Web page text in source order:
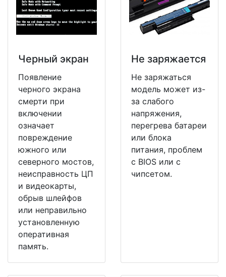
Черный экран
Появление
черного экрана
смерти при
включении
означает
повреждение
южного или
северного мостов,
неисправность ЦП
и видеокарты,
обрыв шлейфов
или неправильно
установленную
оперативная
память.
Не заряжается
Не заряжаться
модель может из-
за слабого
напряжения,
перегрева батареи
или блока
питания, проблем
с BIOS или с
чипсетом.